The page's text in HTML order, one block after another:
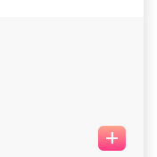
+